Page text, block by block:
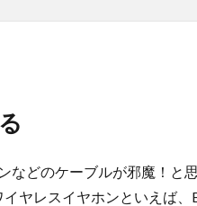
などのケーブルが邪魔！と
ヤレスイヤホンといえば